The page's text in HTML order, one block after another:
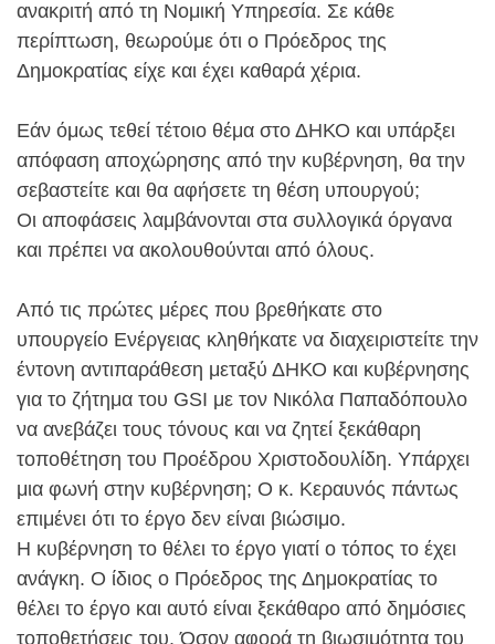
ανακριτή από τη Νομική Υπηρεσία. Σε κάθε
περίπτωση, θεωρούμε ότι ο Πρόεδρος της
Δημοκρατίας είχε και έχει καθαρά χέρια.
Εάν όμως τεθεί τέτοιο θέμα στο ΔΗΚΟ και υπάρξει
απόφαση αποχώρησης από την κυβέρνηση, θα την
σεβαστείτε και θα αφήσετε τη θέση υπουργού;
Οι αποφάσεις λαμβάνονται στα συλλογικά όργανα
και πρέπει να ακολουθούνται από όλους.
Από τις πρώτες μέρες που βρεθήκατε στο
υπουργείο Ενέργειας κληθήκατε να διαχειριστείτε την
έντονη αντιπαράθεση μεταξύ ΔΗΚΟ και κυβέρνησης
για το ζήτημα του GSI με τον Νικόλα Παπαδόπουλο
να ανεβάζει τους τόνους και να ζητεί ξεκάθαρη
τοποθέτηση του Προέδρου Χριστοδουλίδη. Υπάρχει
μια φωνή στην κυβέρνηση; Ο κ. Κεραυνός πάντως
επιμένει ότι το έργο δεν είναι βιώσιμο.
Η κυβέρνηση το θέλει το έργο γιατί ο τόπος το έχει
ανάγκη. Ο ίδιος ο Πρόεδρος της Δημοκρατίας το
θέλει το έργο και αυτό είναι ξεκάθαρο από δημόσιες
τοποθετήσεις του. Όσον αφορά τη βιωσιμότητα του